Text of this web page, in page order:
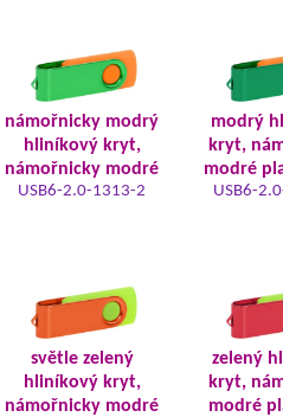
námořnicky modrý
hliníkový kryt,
námořnicky modré
USB6-2.0-1313-2
modrý
kryt,
modré
USB6-
světle zelený
hliníkový kryt,
námořnicky modré
zelený
kryt,
modré